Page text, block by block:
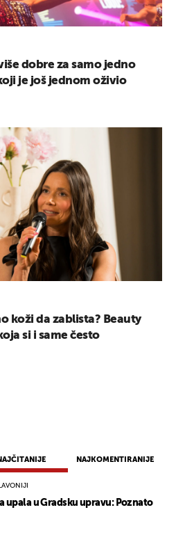
NAJKOMENTIRANIJE
upala u Gradsku upravu: Poznato
dobre za samo jedno
je još jednom oživio
koži da zablista? Beauty
si i same često